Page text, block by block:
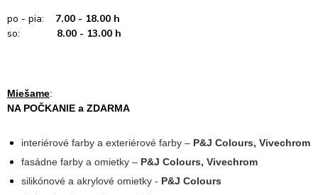
po - pia: 7.00 - 18.00 h
so: 8.00 - 13.00 h
Miešame:
NA POČKANIE a ZDARMA
interiérové farby a exteriérové farby – P&J Colours, Vivechrom
fasádne farby a omietky – P&J Colours, Vivechrom
silikónové a akrylové omietky - P&J Colours